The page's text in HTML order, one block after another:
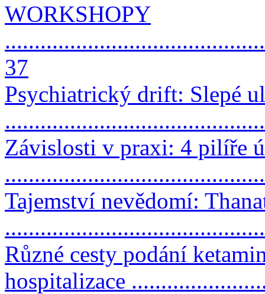
WORKSHOPY
37
Psychiatrický drift: Slepé
Závislosti v praxi: 4 pilíře
Tajemství nevědomí:
Různé cesty podání
hospitalizace